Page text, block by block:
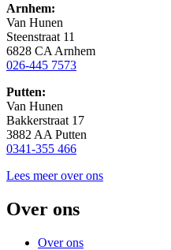
Arnhem:
Van Hunen
Steenstraat 11
6828 CA Arnhem
026-445 7573
Putten:
Van Hunen
Bakkerstraat 17
3882 AA Putten
0341-355 466
Lees meer over ons
Over ons
Over ons